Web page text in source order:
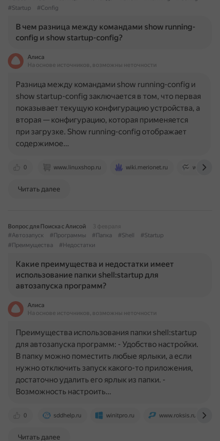
#Startup
#Config
В чем разница между командами show running-
config и show startup-config?
Алиса
На основе источников, возможны неточности
0 www.linuxshop.ru wiki.merionet.ru
Разница между командами show running-config и
show startup-config заключается в том, что первая
показывает текущую конфигурацию устройства, а
вторая — конфигурацию, которая применяется
при загрузке. Show running-config отображает
содержимое…
Читать далее
Вопрос для Поиска с Алисой
3 февраля
#Автозапуск
#Программы #Папка #Shell
#Startup
#Преимущества
#Недостатки
Какие преимущества и недостатки имеет
использование папки shell:startup для
автозапуска программ?
Алиса
На основе источников, возможны неточности
0 sddhelp.ru winitpro.ru www.roksis.ru
Преимущества использования папки shell:startup
для автозапуска программ: - Удобство настройки.
В папку можно поместить любые ярлыки, а если
нужно отключить запуск какого-то приложения,
достаточно удалить его ярлык из папки. -
Возможность настроить…
Читать далее